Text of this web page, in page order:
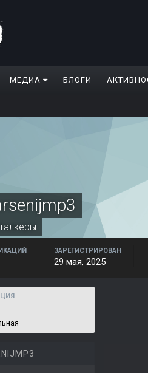
МЕДИА БЛОГИ
ЗАРЕГИСТРИРОВАН
29 мая, 2025